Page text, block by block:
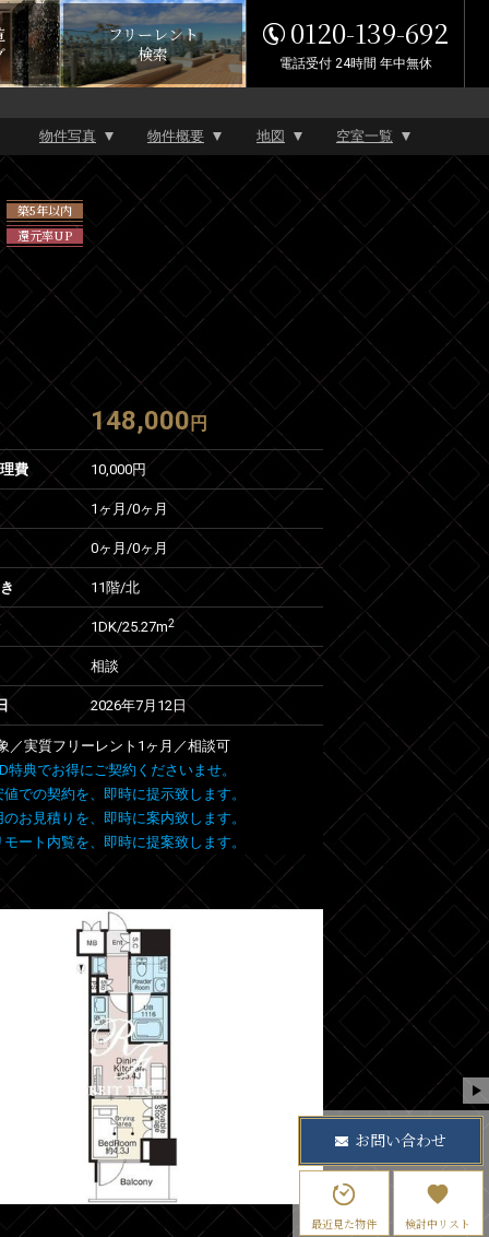
フリーレント
検索
0120-139-692
電話受付 24時間 年中無休
物件写真 物件概要 地図 空室一覧
築5年以内
還元率UP
148,000 円
費 10,000円
1ヶ月 /0ヶ月
0ヶ月/0ヶ月
11階/北
1DK/25.27m2
相談
2026年7月12日
／実質フリーレント1ヶ月／相談可
特典でお得にご契約くださいませ。
での契約を、即時に提示致します。
お見積りを、即時に案内致します。
ート内覧を、即時に提案致します。
お問い合わせ
最近見た物件 検討中リスト